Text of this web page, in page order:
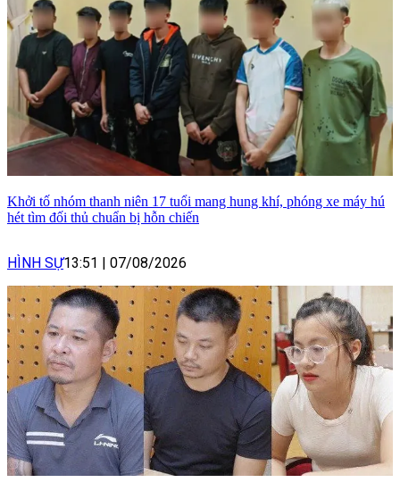
Khởi tố nhóm thanh niên 17 tuổi mang hung khí, phóng xe máy hú
hét tìm đối thủ chuẩn bị hỗn chiến
HÌNH SỰ13:51 07/08/2026